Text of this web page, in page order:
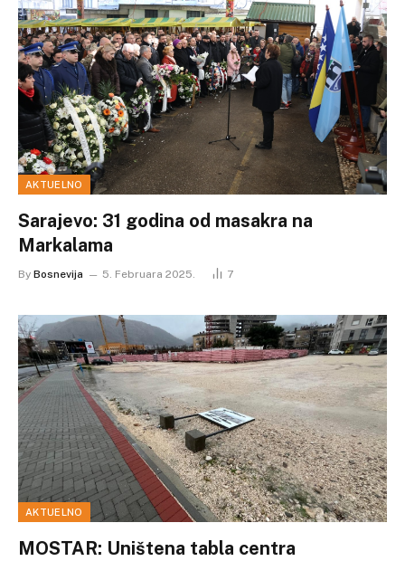
AKTUELNO
Sarajevo: 31 godina od masakra na
Markalama
By Bosnevija 5. Februara 2025. 7
AKTUELNO
MOSTAR: Uništena tabla centra